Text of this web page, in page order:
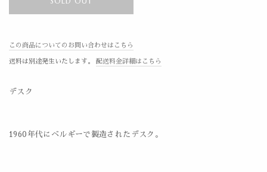
この商品についてのお問い合わせはこちら
送料は別途発生いたします。 配送料金詳細はこちら
デスク
1960年代にベルギーで製造されたデスク。